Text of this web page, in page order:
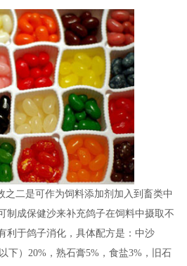
二是可作为饲料添加剂加入到畜类中
制成保健沙来补充鸽子在饲料中摄取不
利于鸽子消化，具体配方是：中沙
下）20%，熟石膏5%，食盐3%，旧石